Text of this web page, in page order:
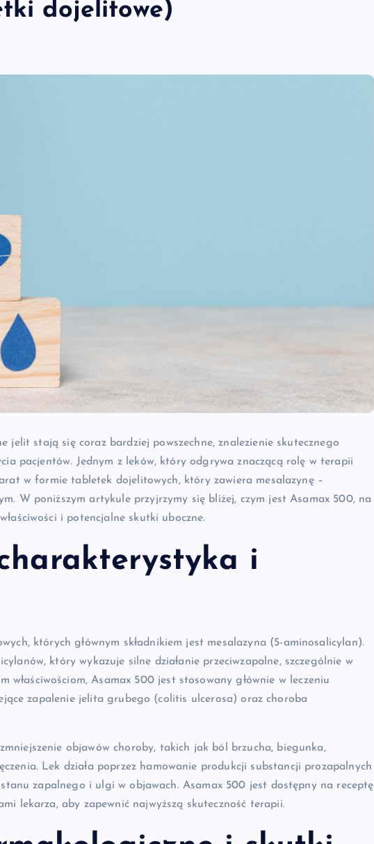
dojelitowe)
jelit stają się coraz bardziej powszechne, znalezienie skutecznego
pacjentów. Jednym z leków, który odgrywa znaczącą rolę w terapii
w formie tabletek dojelitowych, który zawiera mesalazynę –
W poniższym artykule przyjrzymy się bliżej, czym jest Asamax 500, na
i potencjalne skutki uboczne.
i
których głównym składnikiem jest mesalazyna (5-aminosalicylan).
który wykazuje silne działanie przeciwzapalne, szczególnie w
właściwościom, Asamax 500 jest stosowany głównie w leczeniu
zapalenie jelita grubego (colitis ulcerosa) oraz choroba
objawów choroby, takich jak ból brzucha, biegunka,
Lek działa poprzez hamowanie produkcji substancji prozapalnych
zapalnego i ulgi w objawach. Asamax 500 jest dostępny na receptę
lekarza, aby zapewnić najwyższą skuteczność terapii.